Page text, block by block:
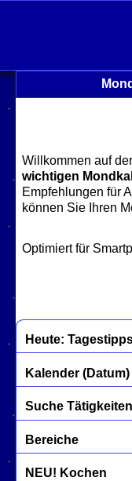
Willkommen auf der
wichtigen
Empfehlungen für
können Sie Ihren
Optimiert für
Heute:
Kalender (Datum)
Suche Tätigkeiten
Bereiche
NEU! Kochen